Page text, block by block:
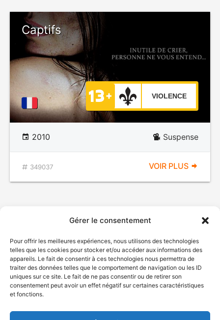
Gérer le consentement
Pour offrir les meilleures expériences, nous utilisons des technologies
telles que les cookies pour stocker et/ou accéder aux informations des
appareils. Le fait de consentir à ces technologies nous permettra de
traiter des données telles que le comportement de navigation ou les ID
uniques sur ce site. Le fait de ne pas consentir ou de retirer son
consentement peut avoir un effet négatif sur certaines caractéristiques
et fonctions.
Captifs
VIOLENCE
2010 Suspense
349037 VOIR PLUS
© Gouvernement du Québec, 2026
Plan du site